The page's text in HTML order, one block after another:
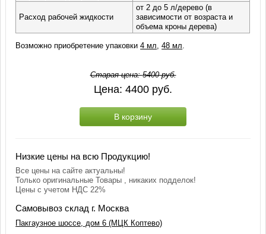
Расход рабочей жидкости
от 2 до 5 л/дерево (в
зависимости от возраста и
объема кроны дерева)
Возможно приобретение упаковки4 мл ,48 мл
Старая цена:5400руб.
Цена: 4400 руб.
В корзину
Низкие цены на всю Продукцию!
Все цены на сайте актуальны!
Только оригинальные Товары , никаких подделок!
Цены с учетом НДС 22%
Самовывоз склад г. Москва
Пакгаузное шоссе, дом 6 (МЦК Коптево)